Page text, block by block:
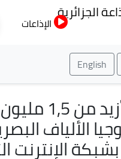
إلى
الجزائرية
الإذاعات
English
ايصال أزيد من
الإنترنت